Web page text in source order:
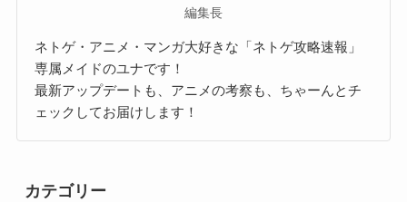
編集長
ネトゲ・アニメ・マンガ大好きな「ネトゲ攻略速報」
専属メイドのユナです！
最新アップデートも、アニメの考察も、ちゃーんとチ
ェックしてお届けします！
カテゴリー